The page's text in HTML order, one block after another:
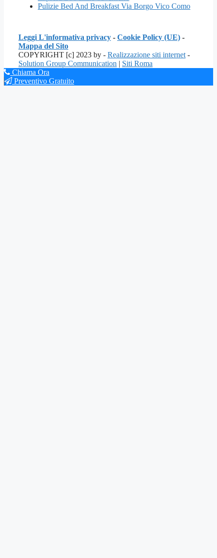
Pulizie Bed And Breakfast Via Borgo Vico Como
Leggi L'informativa privacy - Cookie Policy (UE) -
Mappa del Sito
COPYRIGHT [c] 2023 by - Realizzazione siti internet -
Solution Group Communication | Siti Roma
Chiama Ora
Preventivo Gratuito